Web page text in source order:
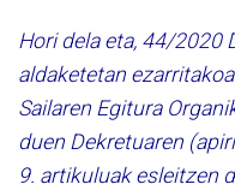
Hori dela eta, 44/2020
aldaketetan
Sailaren Egitura
duen Dekretuaren
9. artikuluak esleitzen